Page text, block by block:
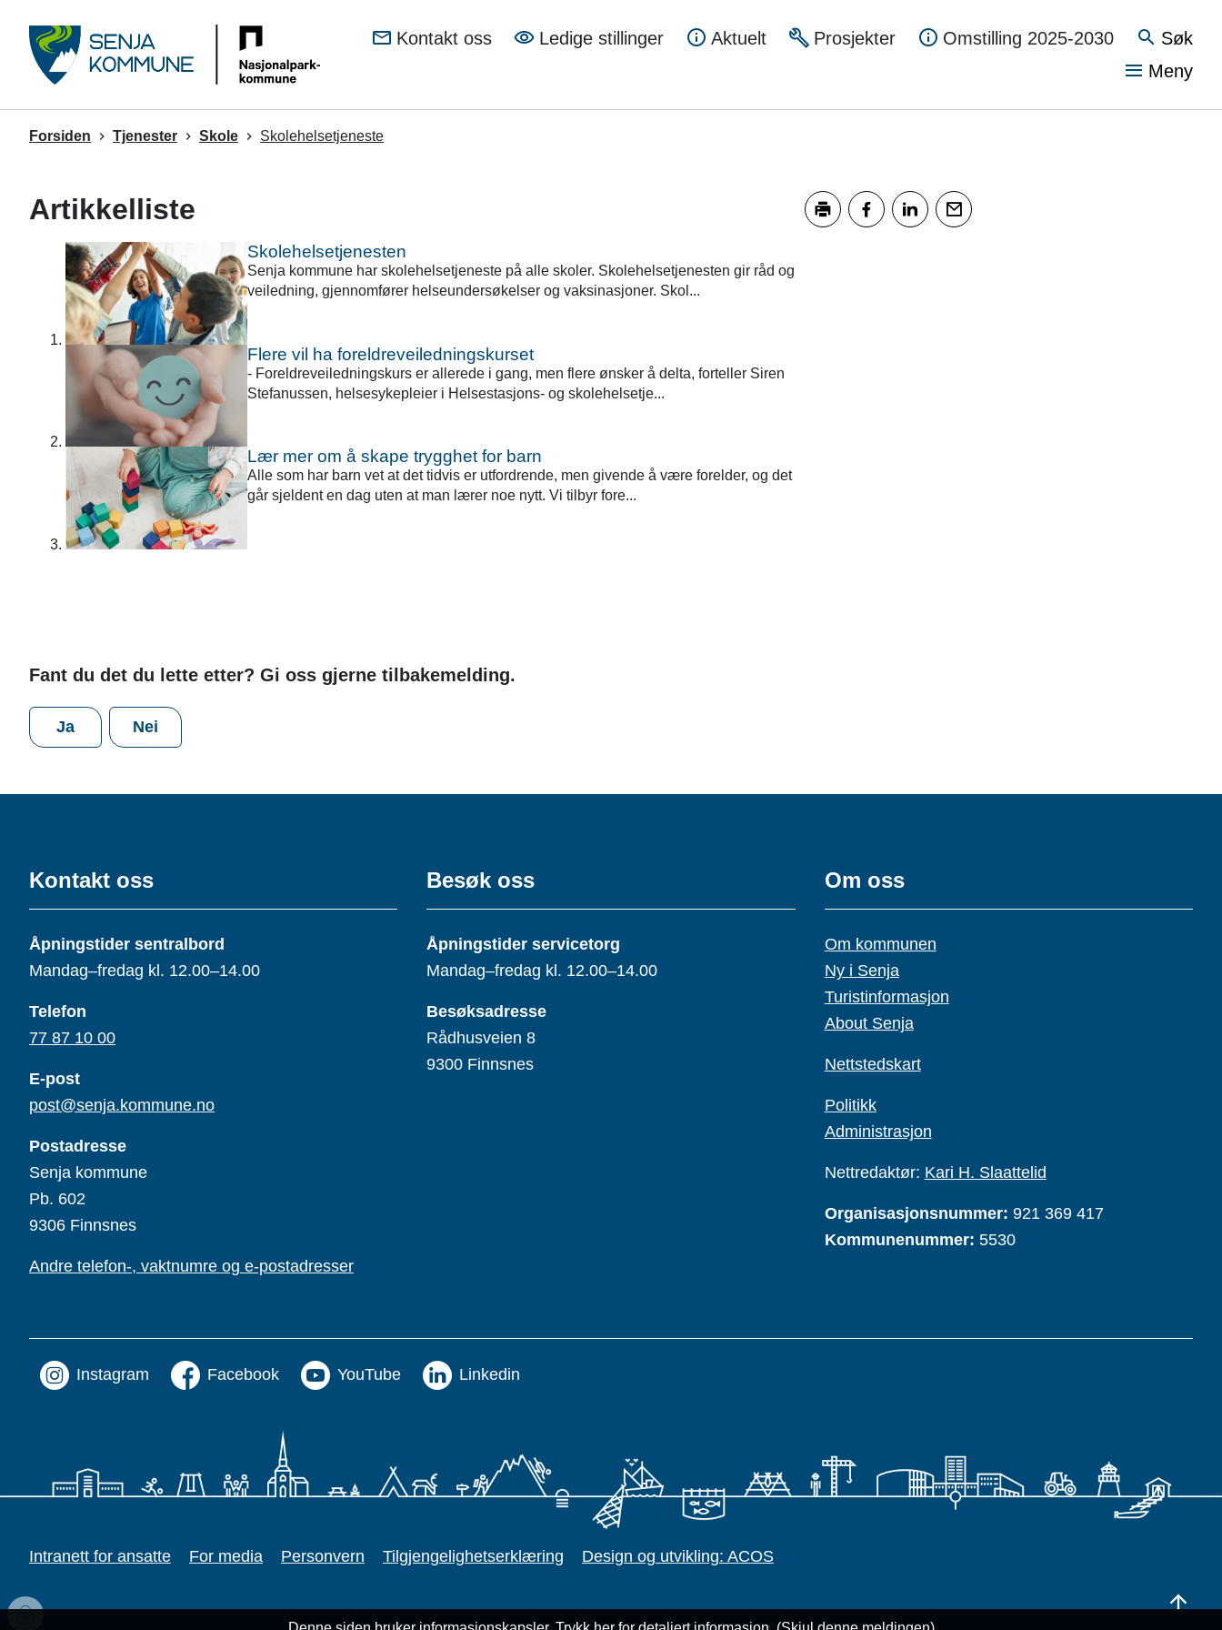
SenjaKontakt oss Ledige stillinger Aktuelt Prosjekter Omstilling 2025-2030
Søk
Vis
Meny
Du
Forsiden Tjenester Skole Skolehelsetjeneste
Artikkelliste
Skolehelsetjenesten
Senja kommune har skolehelsetjeneste på alle skoler. Skolehelsetjenesten gir råd og
veiledning, gjennomfører helseundersøkelser og vaksinasjoner. Skol...
Flere vil ha foreldreveiledningskurset
- Foreldreveiledningskurs er allerede i gang, men flere ønsker å delta, forteller Siren
Stefanussen, helsesykepleier i Helsestasjons- og skolehelsetje...
Lær mer om å skape trygghet for barn
Alle som har barn vet at det tidvis er utfordrende, men givende å være forelder, og det
går sjeldent en dag uten at man lærer noe nytt. Vi tilbyr fore...
Fant du det du lette etter? Gi oss gjerne tilbakemelding.
Ja Nei
Kontakt oss
Åpningstider sentralbord
Mandag–fredag kl. 12.00–14.00
Telefon
77 87 10 00
E-post
post@senja.kommune.no
Postadresse
Senja kommune
Pb. 602
9306 Finnsnes
Andre telefon-, vaktnumre og e-postadresser
Besøk oss
Åpningstider servicetorg
Mandag–fredag kl. 12.00–14.00
Besøksadresse
Rådhusveien 8
9300 Finnsnes
Om oss
Om kommunen
Ny i Senja
Turistinformasjon
About Senja
Nettstedskart
Politikk
Administrasjon
Nettredaktør: Kari H. Slaattelid
Organisasjonsnummer: 921 369 417
Kommunenummer: 5530
Instagram Facebook YouTube Linkedin
Intranett for ansatte For media Personvern Tilgjengelighetserklæring Design og utvikling: ACOS
Til